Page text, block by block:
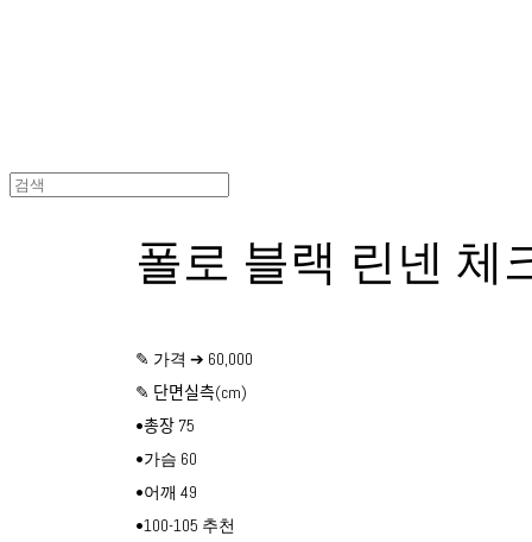
폴로 블랙 린넨 체
✎ 가격 ➔ 60,000
✎ 단면실측(cm)
•총장 75
•가슴 60
•어깨 49
•100-105 추천